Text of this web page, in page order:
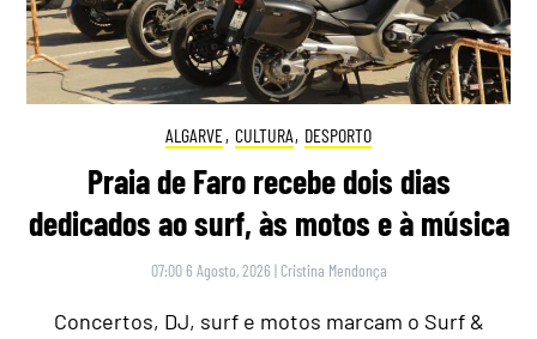
ALGARVE, CULTURA, DESPORTO
Praia de Faro recebe dois dias
dedicados ao surf, às motos e à música
07:00 6 Agosto, 2026 | Cristina Mendonça
Concertos, DJ, surf e motos marcam o Surf &